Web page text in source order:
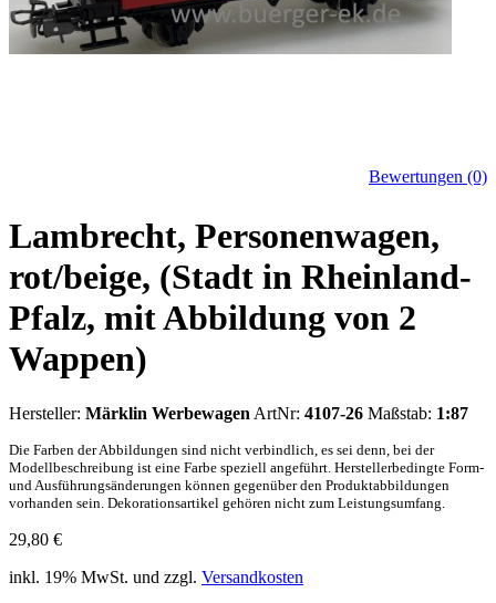
Bewertungen (0)
Lambrecht, Personenwagen,
rot/beige, (Stadt in Rheinland-
Pfalz, mit Abbildung von 2
Wappen)
Hersteller: Märklin Werbewagen ArtNr: 4107-26 Maßstab: 1:87
Die Farben der Abbildungen sind nicht verbindlich, es sei denn, bei der
Modellbeschreibung ist eine Farbe speziell angeführt. Herstellerbedingte Form-
und Ausführungsänderungen können gegenüber den Produktabbildungen
vorhanden sein. Dekorationsartikel gehören nicht zum Leistungsumfang.
29,80 €
inkl. 19% MwSt. und zzgl. Versandkosten